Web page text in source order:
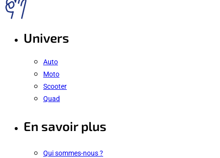
Univers
Auto
Moto
Scooter
Quad
En savoir plus
Qui sommes-nous ?